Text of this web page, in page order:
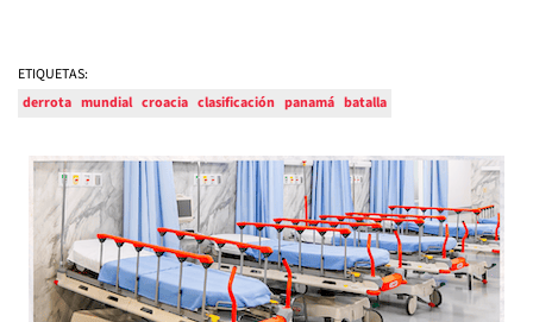
ETIQUETAS:
derrota mundial croacia clasificación panamá batalla